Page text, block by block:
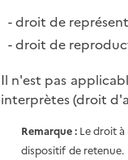
droit de
droit de
Il n'est pas
interprètes (droit
Remarque :Le droit à
dispositif de retenue.